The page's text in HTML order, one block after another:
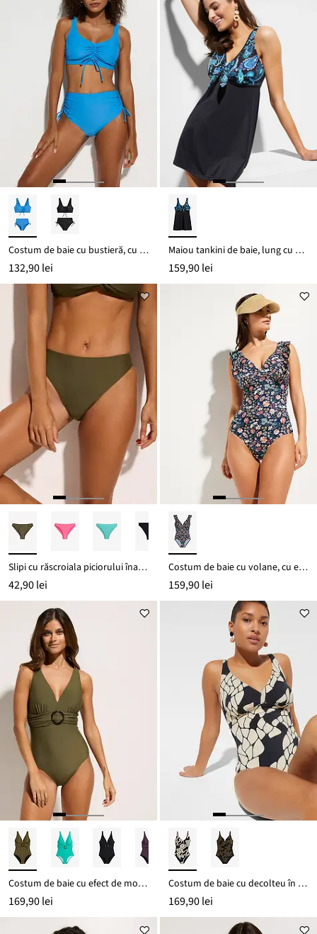
Costum de baie cu bustieră, cu șireturi (set/2 piese)
132,90 lei
Maiou tankini de baie, lung cu bretele late
159,90 lei
Slipi cu răscroiala piciorului înaltă
42,90 lei
Costum de baie cu volane, cu efect de modelare ușor
159,90 lei
Costum de baie cu efect de modelare ușor
169,90 lei
Costum de baie cu decolteu în V, cu efect de modelare mediu
169,90 lei